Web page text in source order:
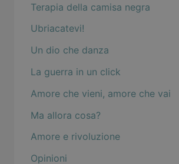
Terapia della camisa negra
Ubriacatevi!
Un dio che danza
La guerra in un click
Amore che vieni, amore che vai
Ma allora cosa?
Amore e rivoluzione
Opinioni